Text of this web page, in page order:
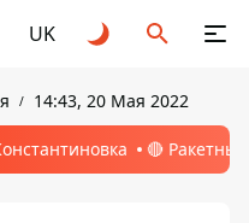
UK
14:43, 20 Мая 2022
🔴